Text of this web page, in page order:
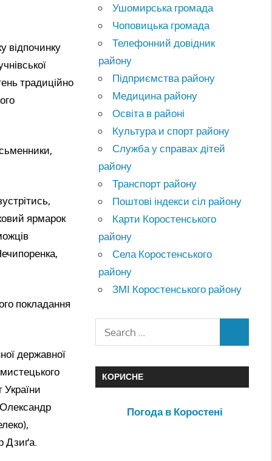
відпочинку
традиційно
ярмарок
покладання
державної
Дзиґа.
Ушомирська громада
Чоповицька громада
Телефонний довідник
району
Підприємства району
Медицина району
Освіта в районі
Культура и спорт району
Служба у справах дітей
району
Транспорт району
Поштові індекси сіл району
Карти Коростенського
району
Села Коростенського
району
ЗМІ Коростенського району
КОРИСНЕ
Погода в Коростені